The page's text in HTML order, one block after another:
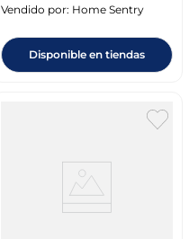
Vendido por: Home Sentry
Disponible en tiendas